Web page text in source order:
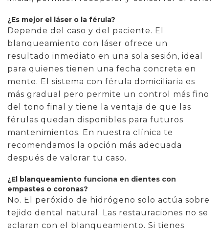
¿Es mejor el láser o la férula?
Depende del caso y del paciente. El
blanqueamiento con láser ofrece un
resultado inmediato en una sola sesión, ideal
para quienes tienen una fecha concreta en
mente. El sistema con férula domiciliaria es
más gradual pero permite un control más fino
del tono final y tiene la ventaja de que las
férulas quedan disponibles para futuros
mantenimientos. En nuestra clínica te
recomendamos la opción más adecuada
después de valorar tu caso.
¿El blanqueamiento funciona en dientes con
empastes o coronas?
No. El peróxido de hidrógeno solo actúa sobre
tejido dental natural. Las restauraciones no se
aclaran con el blanqueamiento. Si tienes